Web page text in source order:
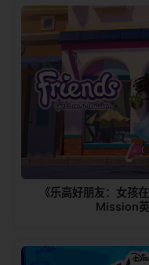
《乐高好朋友：女
Mission